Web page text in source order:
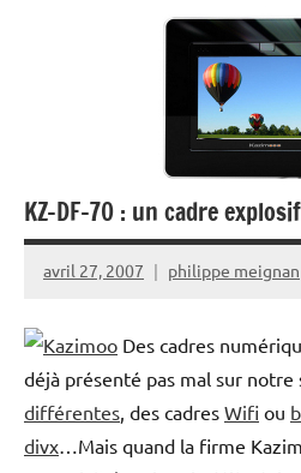
KZ-DF-70 : un cadre
avril 27, 2007 philippe meignan
Des cadres
déjà présenté pas mal sur notre
différentes , des cadres Wifi ou
divx …Mais quand la firme